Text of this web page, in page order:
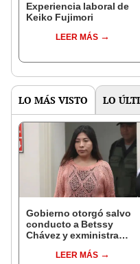
Experiencia laboral de
Keiko Fujimori
LEER MÁS
LO MÁS VISTO LO
Gobierno otorgó salvo
conducto a Betssy
Chávez y exministra
madrugadaLEER MÁS